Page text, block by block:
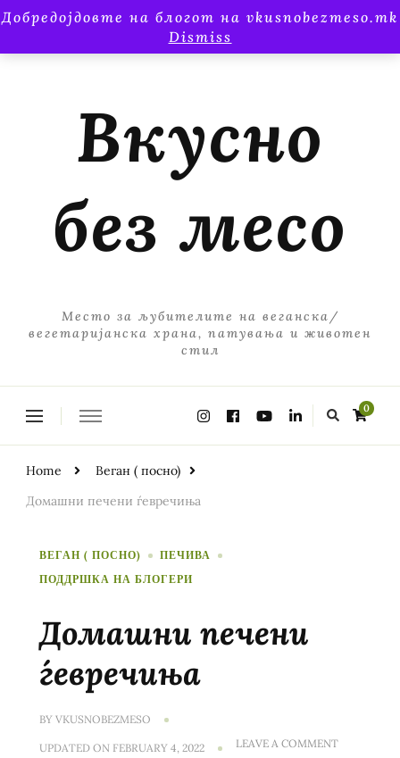
Добредојдовте на блогот на vkusnobezmeso.mk
Dismiss
Вкусно
без месо
Место за љубителите на веганска/
вегетаријанска храна, патувања и животен
стил
0
Home
Веган ( посно)
Домашни печени ѓевречиња
ВЕГАН ( ПОСНО)
ПЕЧИВА
ПОДДРШКА НА БЛОГЕРИ
Домашни печени
ѓевречиња
BY VKUSNOBEZMESO
UPDATED ON FEBRUARY 4, 2022 LEAVE A COMMENTON